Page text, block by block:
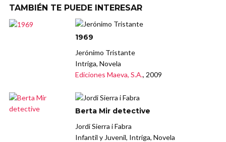
TAMBIÉN TE PUEDE INTERESAR
1969
Jerónimo Tristante
Intriga, Novela
Ediciones Maeva, S.A., 2009
Berta Mir detective
Jordi Sierra i Fabra
Infantil y Juvenil, Intriga, Novela